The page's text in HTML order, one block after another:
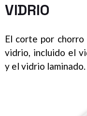
VIDRIO
El corte por
vidrio, incluido el
y el vidrio laminado.